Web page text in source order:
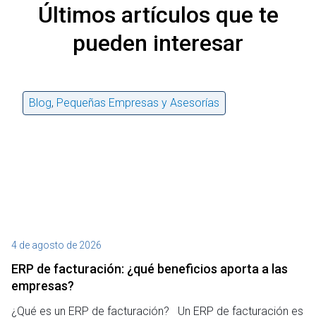
Últimos artículos que te
pueden interesar
Blog, Pequeñas Empresas y Asesorías
4 de agosto de 2026
ERP de facturación​: ¿qué beneficios aporta a las
empresas?
¿Qué es un ERP de facturación? Un ERP de facturación es